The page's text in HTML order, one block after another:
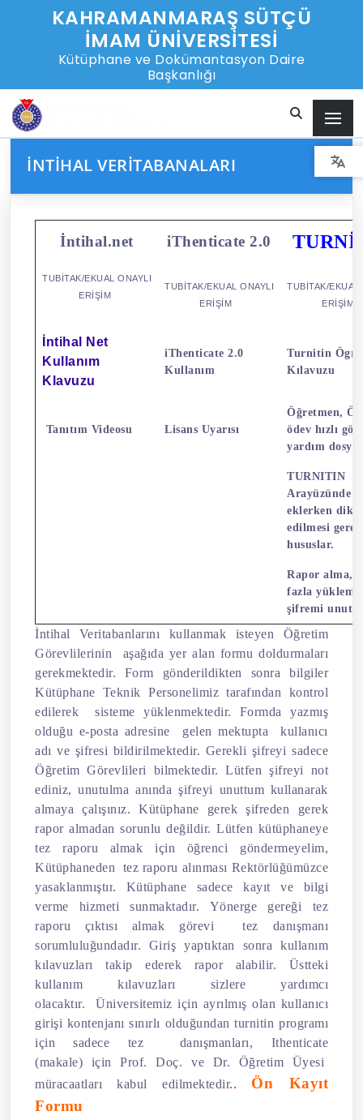
KAHRAMANMARAŞ SÜTÇÜ
İMAM ÜNİVERSİTESİ
Kütüphane ve Dokümantasyon Daire
Başkanlığı
İNTIHAL VERITABANALARI
İntihal.net iThenticate 2.0
TUBİTAK/EKUAL ONAYLI
ERİŞİM
TUBİTAK/EKUAL ONAYLI
ERİŞİM
TUBİTAK/EKUAL
ERİŞİM
İntihal Net
Kullanım
Klavuzu
iThenticate 2.0
Kullanım
Turnitin
Kılavuzu
Tanıtım Videosu Lisans Uyarısı
Öğretmen,
ödev hızlı
yardım
TURNITIN
Arayüzünde
eklerken
edilmesi
hususlar.
Rapor alma,
fazla yükleme,
şifremi
İntihal Veritabanlarını kullanmak isteyen Öğretim
Görevlilerinin aşağıda yer alan formu doldurmaları
gerekmektedir. Form gönderildikten sonra bilgiler
Kütüphane Teknik Personelimiz tarafından kontrol
edilerek sisteme yüklenmektedir. Formda yazmış
olduğu e-posta adresine gelen mektupta kullanıcı
adı ve şifresi bildirilmektedir. Gerekli şifreyi sadece
Öğretim Görevlileri bilmektedir.Lütfen şifreyi not
ediniz, unutulma anında şifreyi unuttum kullanarak
almaya çalışınız.Kütüphane gerek şifreden gerek
rapor almadan sorunlu değildir. Lütfen kütüphaneye
tez raporu almak için öğrenci göndermeyelim,
Kütüphaneden tez raporu alınması Rektörlüğümüzce
yasaklanmıştır. Kütüphane sadece kayıt ve bilgi
verme hizmeti sunmaktadır. Yönerge gereği tez
raporu çıktısı almak görevi tez danışmanı
sorumluluğundadır. Giriş yaptıktan sonra kullanım
kılavuzları takip ederek rapor alabilir. Üstteki
kullanım kılavuzları sizlere yardımcı
olacaktır. Üniversitemiz için ayrılmış olan kullanıcı
girişi kontenjanı sınırlı olduğundan turnitin programı
için sadece tez danışmanları, Ithenticate
(makale) için Prof. Doç. ve Dr. Öğretim Üyesi
müracaatları kabul edilmektedir.. Ön Kayıt
Formu